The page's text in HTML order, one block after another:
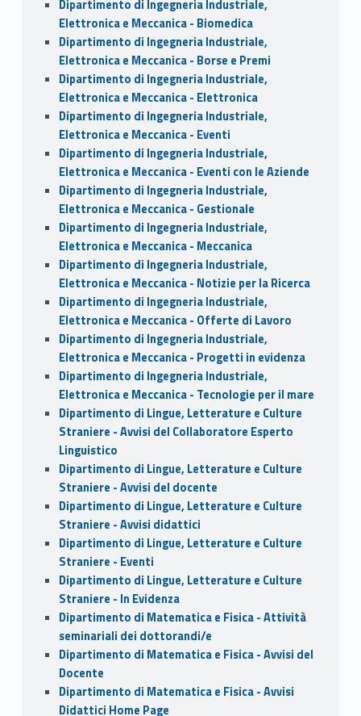
Dipartimento di Ingegneria Industriale,
Elettronica e Meccanica - Biomedica
Dipartimento di Ingegneria Industriale,
Elettronica e Meccanica - Borse e Premi
Dipartimento di Ingegneria Industriale,
Elettronica e Meccanica - Elettronica
Dipartimento di Ingegneria Industriale,
Elettronica e Meccanica - Eventi
Dipartimento di Ingegneria Industriale,
Elettronica e Meccanica - Eventi con le Aziende
Dipartimento di Ingegneria Industriale,
Elettronica e Meccanica - Gestionale
Dipartimento di Ingegneria Industriale,
Elettronica e Meccanica - Meccanica
Dipartimento di Ingegneria Industriale,
Elettronica e Meccanica - Notizie per la Ricerca
Dipartimento di Ingegneria Industriale,
Elettronica e Meccanica - Offerte di Lavoro
Dipartimento di Ingegneria Industriale,
Elettronica e Meccanica - Progetti in evidenza
Dipartimento di Ingegneria Industriale,
Elettronica e Meccanica - Tecnologie per il mare
Dipartimento di Lingue, Letterature e Culture
Straniere - Avvisi del Collaboratore Esperto
Linguistico
Dipartimento di Lingue, Letterature e Culture
Straniere - Avvisi del docente
Dipartimento di Lingue, Letterature e Culture
Straniere - Avvisi didattici
Dipartimento di Lingue, Letterature e Culture
Straniere - Eventi
Dipartimento di Lingue, Letterature e Culture
Straniere - In Evidenza
Dipartimento di Matematica e Fisica - Attività
seminariali dei dottorandi/e
Dipartimento di Matematica e Fisica - Avvisi del
Docente
Dipartimento di Matematica e Fisica - Avvisi
Didattici Home Page